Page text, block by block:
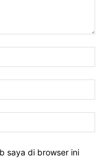
saya di browser ini